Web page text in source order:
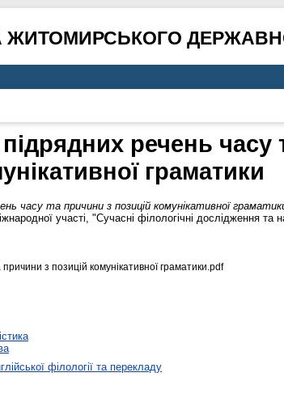
ЖИТОМИРСЬКОГО
речень часу
граматики
часу та причини з позицій комунікативної
участі, "Сучасні філологічні дослідження та
з позицій комунікативної граматики.pdf
філології та перекладу